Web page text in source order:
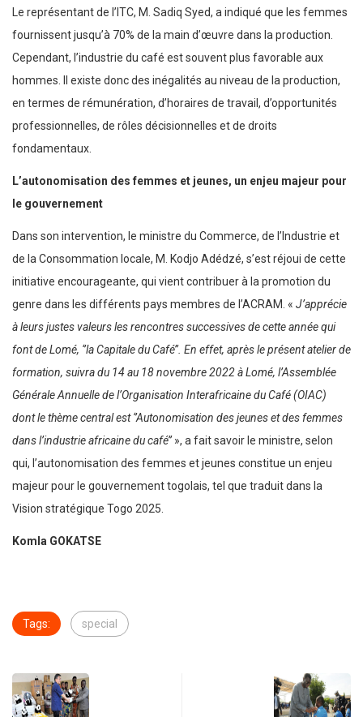
Le représentant de l’ITC, M. Sadiq Syed, a indiqué que les femmes
fournissent jusqu’à 70% de la main d’œuvre dans la production.
Cependant, l’industrie du café est souvent plus favorable aux
hommes. Il existe donc des inégalités au niveau de la production,
en termes de rémunération, d’horaires de travail, d’opportunités
professionnelles, de rôles décisionnelles et de droits
fondamentaux.
L’autonomisation des femmes et jeunes, un enjeu majeur pour
le gouvernement
Dans son intervention, le ministre du Commerce, de l’Industrie et
de la Consommation locale, M. Kodjo Adédzé, s’est réjoui de cette
initiative encourageante, qui vient contribuer à la promotion du
genre dans les différents pays membres de l’ACRAM. « J’apprécie
à leurs justes valeurs les rencontres successives de cette année qui
font de Lomé, ‘’la Capitale du Café’’. En effet, après le présent atelier de
formation, suivra du 14 au 18 novembre 2022 à Lomé, l’Assemblée
Générale Annuelle de l’Organisation Interafricaine du Café (OIAC)
dont le thème central est ‘’Autonomisation des jeunes et des femmes
dans l’industrie africaine du café’’», a fait savoir le ministre, selon
qui, l’autonomisation des femmes et jeunes constitue un enjeu
majeur pour le gouvernement togolais, tel que traduit dans la
Vision stratégique Togo 2025.
Komla GOKATSE
Tags: special